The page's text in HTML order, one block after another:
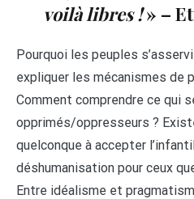
voilà libres !» –
Pourquoi les peuples
expliquer les mécanismes de
Comment comprendre ce qui
opprimés/oppresseurs ?
quelconque à accepter
déshumanisation pour ceux
Entre idéalisme et